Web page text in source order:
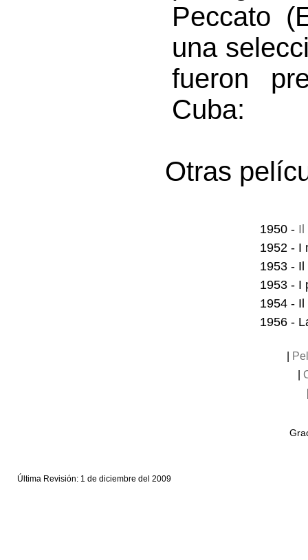
Peccato
una
fueron
Cuba:
Otras
1950 - Il
1952 - I
1953 -
1953 - I
1954 -
1956 -
Última Revisión: 1 de diciembre del 2009